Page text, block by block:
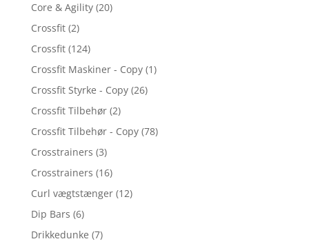
Core & Agility (20)
Crossfit (2)
Crossfit (124)
Crossfit Maskiner - Copy (1)
Crossfit Styrke - Copy (26)
Crossfit Tilbehør (2)
Crossfit Tilbehør - Copy (78)
Crosstrainers (3)
Crosstrainers (16)
Curl vægtstænger (12)
Dip Bars (6)
Drikkedunke (7)